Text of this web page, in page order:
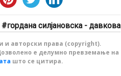
гордана силјановска - давкова
и авторски права (copyright).
е делумно превземање на
што се цитира.